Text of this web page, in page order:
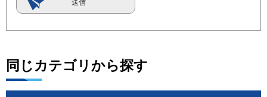
同じカテゴリから探す